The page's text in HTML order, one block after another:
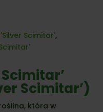
Scimitar',
Scimitar’)
która w